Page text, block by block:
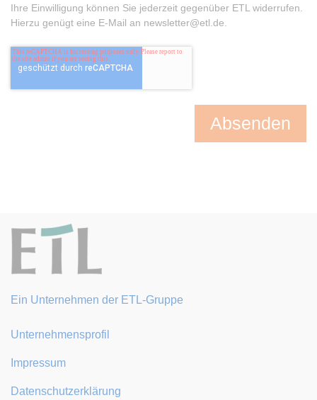
Ihre Einwilligung können Sie jederzeit gegenüber ETL widerrufen.
Hierzu genügt eine E-Mail an newsletter@etl.de.
Ein Unternehmen der ETL-Gruppe
Unternehmensprofil
Impressum
Datenschutzerklärung